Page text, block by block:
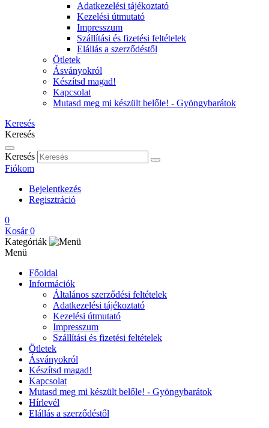
Adatkezelési tájékoztató
Kezelési útmutató
Impresszum
Szállítási és fizetési feltételek
Elállás a szerződéstől
Ötletek
Ásványokról
Készítsd magad!
Kapcsolat
Mutasd meg mi készült belőle! - Gyöngybarátok
Keresés
Keresés
Keresés
Fiókom
Bejelentkezés
Regisztráció
0
Kosár 0
Kategóriák
Menü
Főoldal
Információk
Általános szerződési feltételek
Adatkezelési tájékoztató
Kezelési útmutató
Impresszum
Szállítási és fizetési feltételek
Ötletek
Ásványokról
Készítsd magad!
Kapcsolat
Mutasd meg mi készült belőle! - Gyöngybarátok
Hírlevél
Elállás a szerződéstől